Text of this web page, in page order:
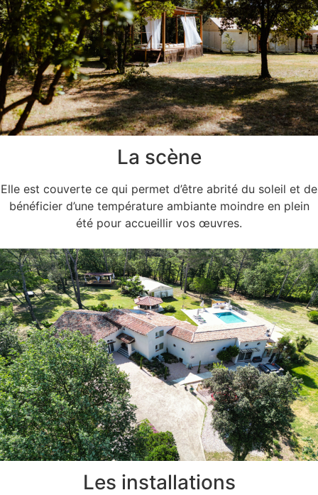
La scène
Elle est couverte ce qui permet d’être abrité du soleil et de
bénéficier d’une température ambiante moindre en plein
été pour accueillir vos œuvres.
Les installations